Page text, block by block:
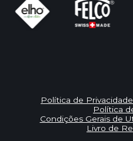
Política de
Política
Condições Gerais de
Livro de